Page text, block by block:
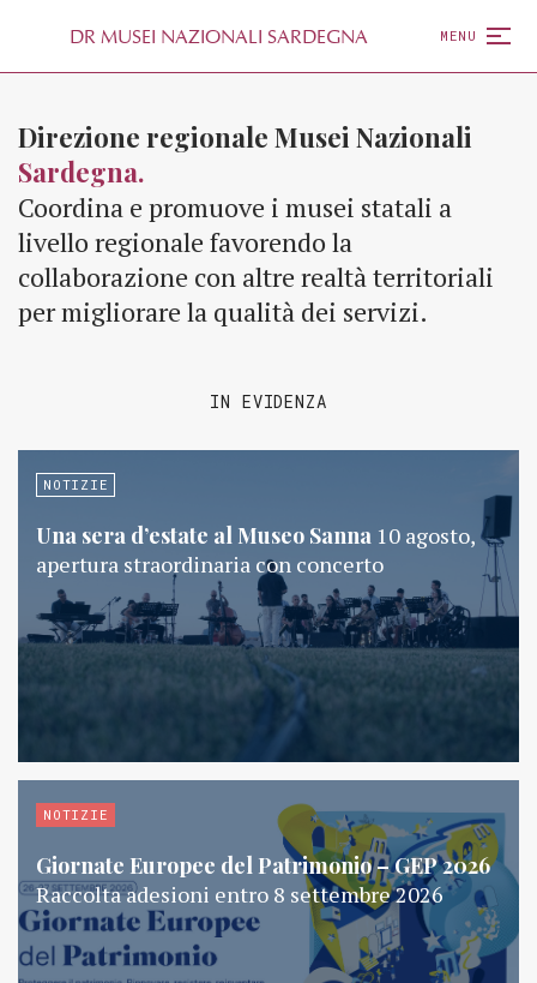
DR MUSEI NAZIONALI SARDEGNA MENU
Direzione regionale Musei Nazionali
Sardegna.
Coordina e promuove i musei statali a
livello regionale favorendo la
collaborazione con altre realtà territoriali
per migliorare la qualità dei servizi.
IN EVIDENZA
NOTIZIE
Una sera d’estate al Museo Sanna 10 agosto,
apertura straordinaria con concerto
NOTIZIE
Giornate Europee del Patrimonio – GEP 2026
Raccolta adesioni entro 8 settembre 2026